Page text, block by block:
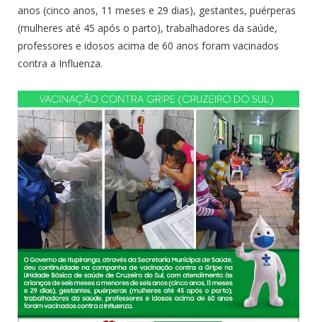
anos (cinco anos, 11 meses e 29 dias), gestantes, puérperas
(mulheres até 45 após o parto), trabalhadores da saúde,
professores e idosos acima de 60 anos foram vacinados
contra a Influenza.